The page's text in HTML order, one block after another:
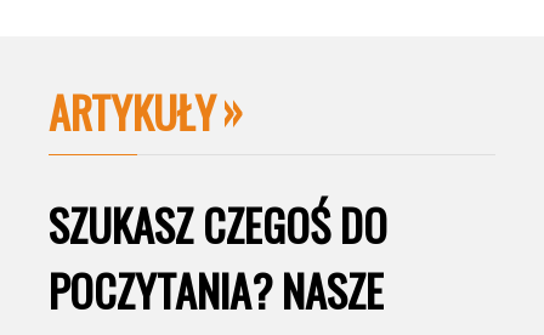
ARTYKUŁY
SZUKASZ CZEGOŚ DO
POCZYTANIA? NASZE